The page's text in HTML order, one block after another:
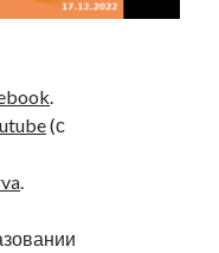
.
(с
.